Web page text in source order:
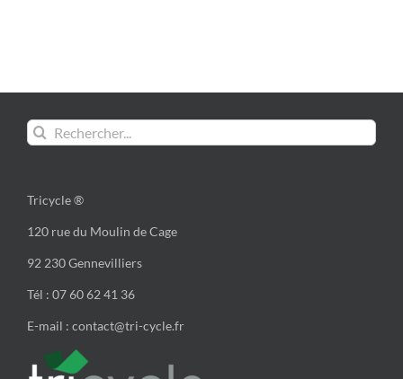
Rechercher:
Tricycle ®
120 rue du Moulin de Cage
92 230 Gennevilliers
Tél : 07 60 62 41 36
E-mail : contact@tri-cycle.fr